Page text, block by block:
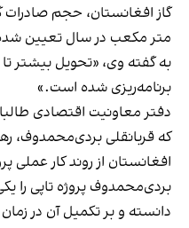
متر مکعب در سال تعیین
برنامه‌ریزی شده است.»
که قربانقلی بردی‌محمدوف،
افغانستان از روند کار عملی
بردی‌محمدوف پروژه تاپی را
دانسته و بر تکمیل آن در